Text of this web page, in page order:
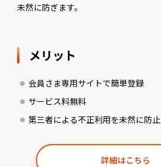
未然に防ぎます。
メリット
会員さま専用サイトで簡単登録
サービス料無料
第三者による不正利用を未然に防止
詳細はこちら